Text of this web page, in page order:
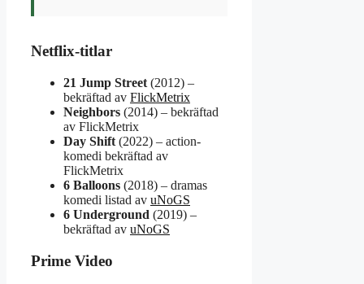
Netflix-titlar
21 Jump Street (2012) –
bekräftad av FlickMetrix
Neighbors (2014) – bekräftad
av FlickMetrix
Day Shift (2022) – action­
komedi bekräftad av
FlickMetrix
6 Balloons (2018) – dramas
komedi listad av uNoGS
6 Underground (2019) –
bekräftad av uNoGS
Prime Video